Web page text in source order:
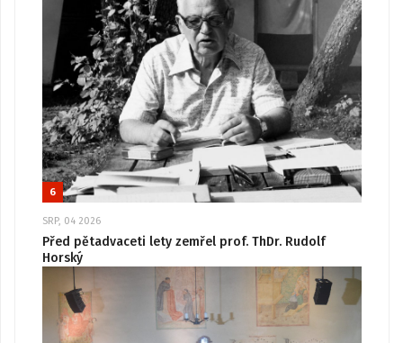
6
SRP, 04 2026
Před pětadvaceti lety zemřel prof. ThDr. Rudolf
Horský